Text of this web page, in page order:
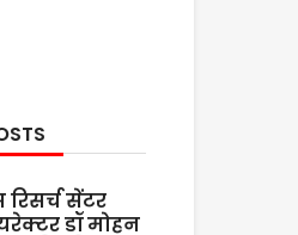
सेंटर
डॉ मोहन